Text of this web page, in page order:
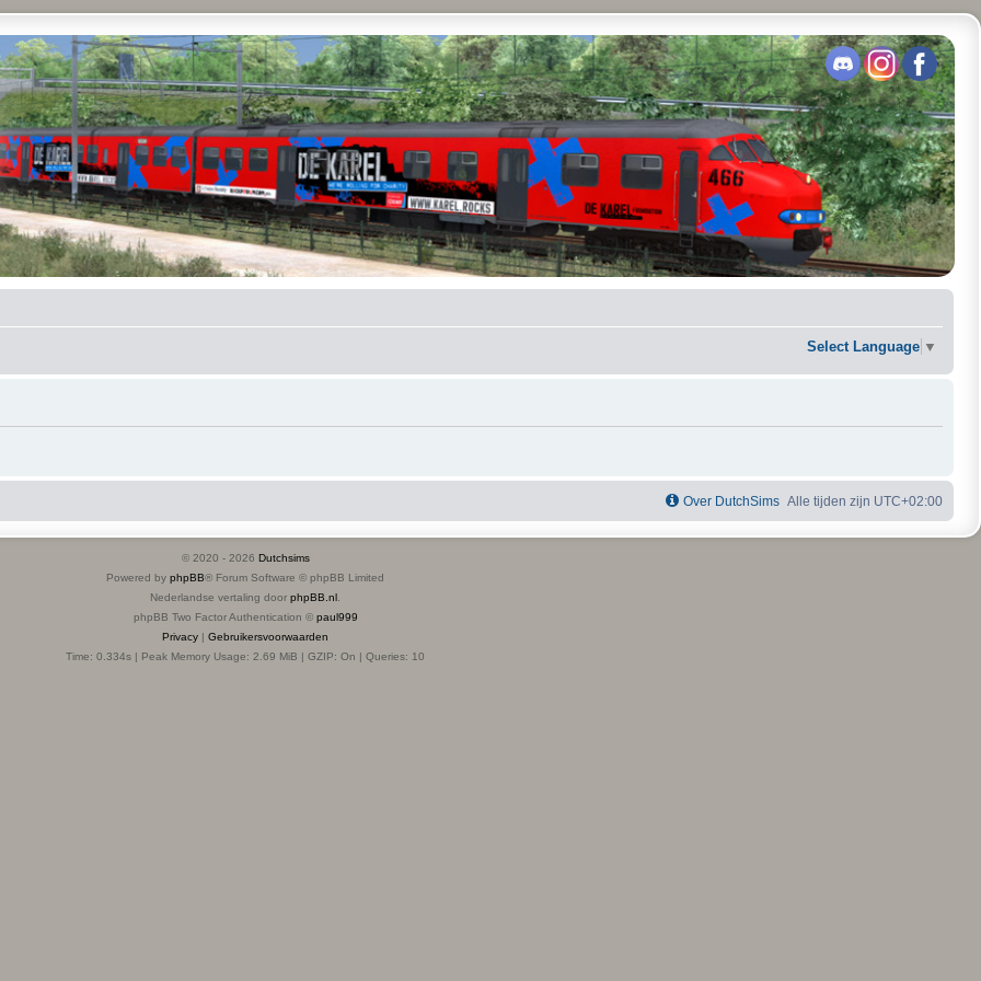
Select Language ▼
Alle tijden zijn UTC+02:00
Over DutchSims
© 2020 - 2026 Dutchsims
Powered by phpBB® Forum Software © phpBB Limited
Nederlandse vertaling door phpBB.nl
phpBB Two Factor Authentication © paul999
Privacy | Gebruikersvoorwaarden
Time: 0.334s | Peak Memory Usage: 2.69 MiB | GZIP: On | Queries: 10